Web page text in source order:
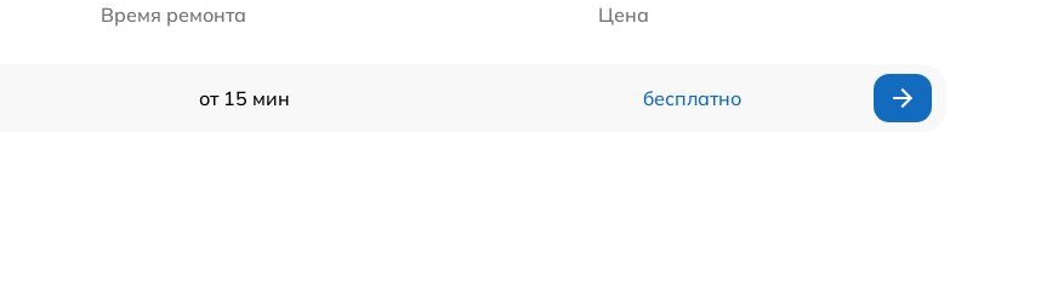
Время ремонта Цена
от 15 мин бесплатно